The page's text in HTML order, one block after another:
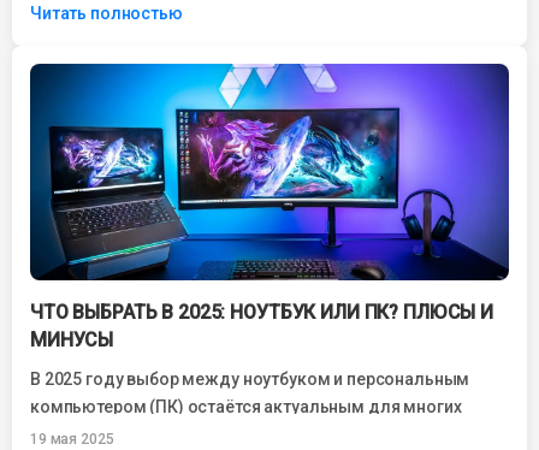
Читать полностью
ЧТО ВЫБРАТЬ В 2025: НОУТБУК ИЛИ ПК? ПЛЮСЫ И
МИНУСЫ
В 2025 году выбор между ноутбуком и персональным
компьютером (ПК) остаётся актуальным для многих
пользователей. С развитием технологий оба варианта...
19 мая 2025